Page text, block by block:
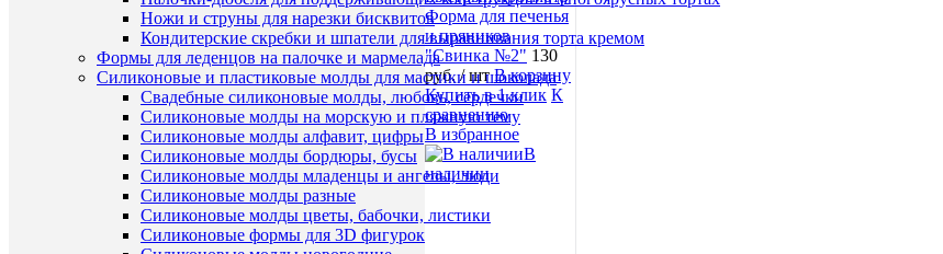
Ножи и струны для нарезки бисквитов
Кондитерские скребки и шпатели для выравнивания торта кремом
Формы для леденцов на палочке и мармелада
Силиконовые и пластиковые молды для мастики и шоколада
Свадебные силиконовые молды, любовь, сердечки
Силиконовые молды на морскую и пляжную тему
Силиконовые молды алфавит, цифры
Силиконовые молды бордюры, бусы
Силиконовые молды младенцы и ангелы, люди
Силиконовые молды разные
Силиконовые молды цветы, бабочки, листики
Силиконовые формы для 3D фигурок
Форма для печенья
и пряников
"Свинка №2" 130
руб./ шт В корзину
Купить в 1 клик К
сравнению
В избранное
В
наличии